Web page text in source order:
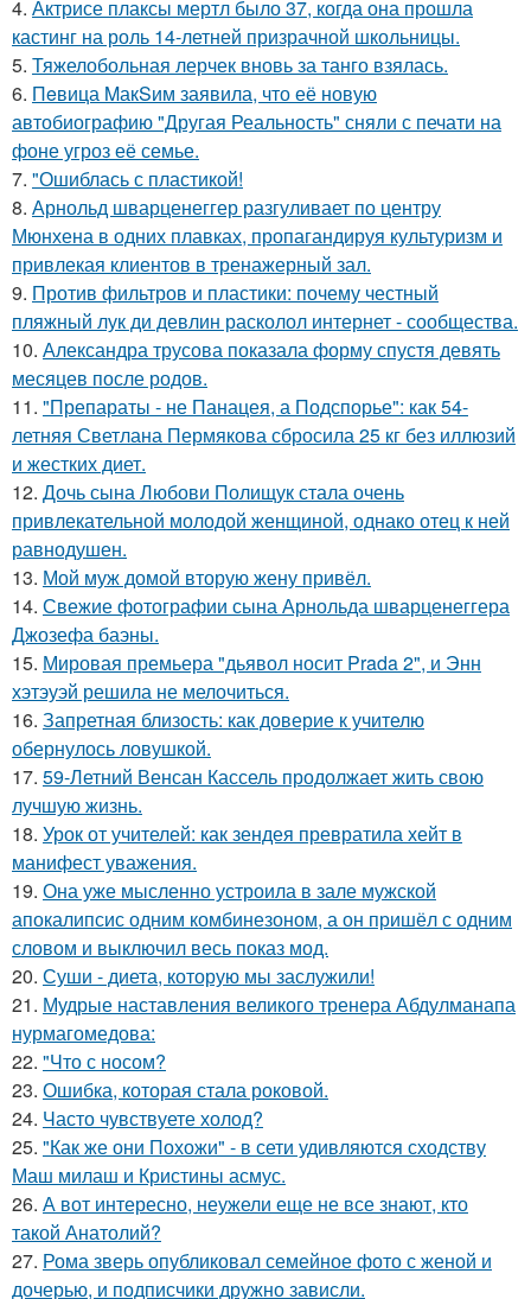
4. Актрисе плаксы мертл было 37, когда она прошла
кастинг на роль 14-летней призрачной школьницы.
5. Тяжелобольная лерчек вновь за танго взялась.
6. Пeвица MакSим заявила, что её новую
автобиографию "Другая Реальность" сняли с печати на
фоне угроз её семье.
7. "Ошиблась с пластикой!
8. Арнольд шварценеггер разгуливает по центру
Мюнхена в одних плавках, пропагандируя культуризм и
привлекая клиентов в тренажерный зал.
9. Против фильтров и пластики: почему честный
пляжный лук ди девлин расколол интернет - сообщества.
10. Александра трусова показала форму спустя девять
месяцев после родов.
11. "Препараты - не Панацея, а Подспорье": как 54-
летняя Светлана Пермякова сбросила 25 кг без иллюзий
и жестких диет.
12. Дочь сына Любови Полищук стала очень
привлекательной молодой женщиной, однако отец к ней
равнодушен.
13. Мой муж домой вторую жену привёл.
14. Свежие фотографии сына Арнольда шварценеггера
Джозефа баэны.
15. Мировая премьера "дьявол носит Prada 2", и Энн
хэтэуэй решила не мелочиться.
16. Запретная близость: как доверие к учителю
обернулось ловушкой.
17. 59-Летний Венсан Кассель продолжает жить свою
лучшую жизнь.
18. Урок от учителей: как зендея превратила хейт в
манифест уважения.
19. Она уже мысленно устроила в зале мужской
апокалипсис одним комбинезоном, а он пришёл с одним
словом и выключил весь показ мод.
20. Суши - диета, которую мы заслужили!
21. Мудрые наставления великого тренера Абдулманапа
нурмагомедова:
22. "Что с носом?
23. Ошибка, которая стала роковой.
24. Часто чувствуете холод?
25. "Как же они Похожи" - в сети удивляются сходству
Маш милаш и Кристины асмус.
26. А вот интересно, неужели еще не все знают, кто
такой Анатолий?
27. Рома зверь опубликовал семейное фото с женой и
дочерью, и подписчики дружно зависли.